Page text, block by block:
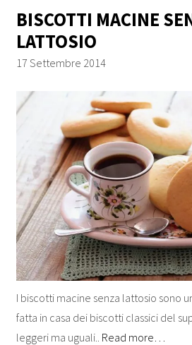
BISCOTTI MACINE
LATTOSIO
17 Settembre 2014
I biscotti macine senza lattosio sono
fatta in casa dei biscotti classici del
leggeri ma uguali.. Read more…